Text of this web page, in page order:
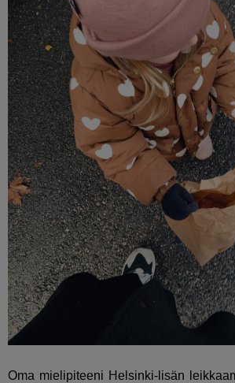
Oma mielipiteeni Helsinki-lisän